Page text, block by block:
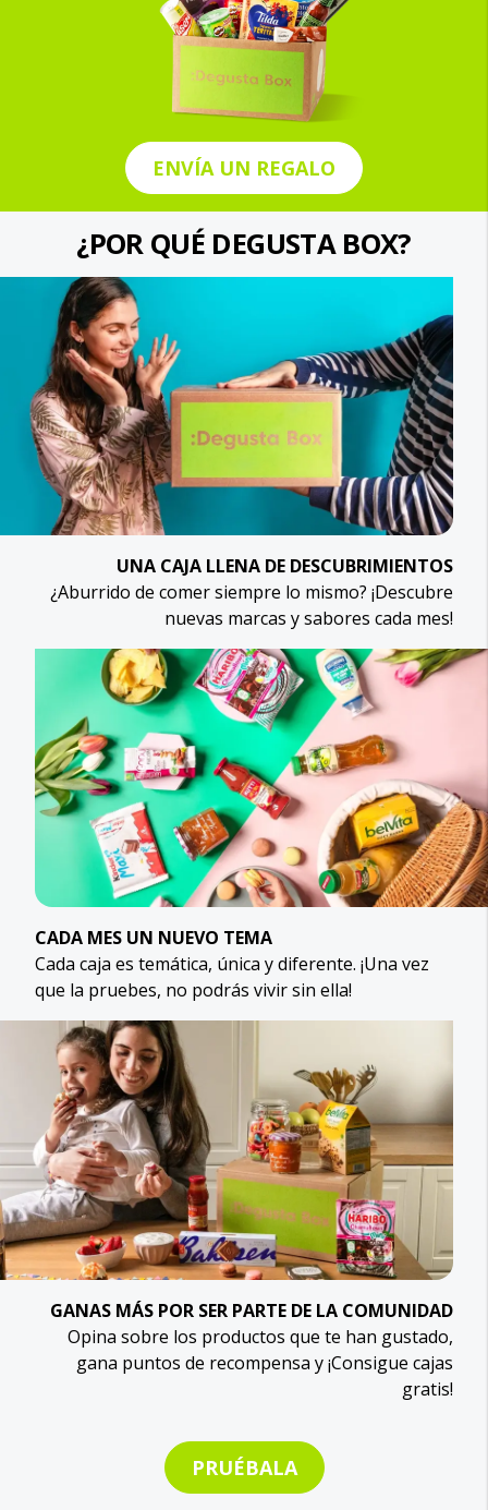
ENVÍA UN REGALO
¿POR QUÉ DEGUSTA BOX?
UNA CAJA LLENA DE DESCUBRIMIENTOS
¿Aburrido de comer siempre lo mismo? ¡Descubre
nuevas marcas y sabores cada mes!
CADA MES UN NUEVO TEMA
Cada caja es temática, única y diferente. ¡Una vez
que la pruebes, no podrás vivir sin ella!
GANAS MÁS POR SER PARTE DE LA COMUNIDAD
Opina sobre los productos que te han gustado,
gana puntos de recompensa y ¡Consigue cajas
gratis!
PRUÉBALA